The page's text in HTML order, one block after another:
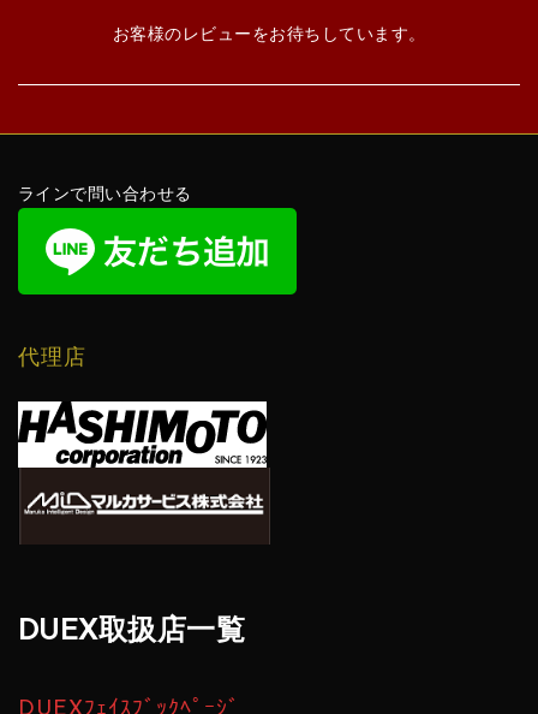
お客様のレビューをお待ちしています。
ラインで問い合わせる
代理店
DUEX取扱店一覧
DUEXﾌｪｲｽﾌﾞｯｸﾍﾟｰｼﾞ